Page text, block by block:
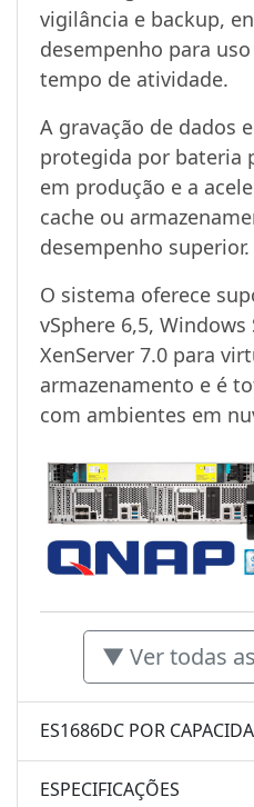
vigilância e backup,
desempenho para
tempo de atividade.
A gravação de dados
protegida por bateria
em produção e a
cache ou
desempenho superior.
O sistema oferece
vSphere 6,5, Windows
XenServer 7.0 para
armazenamento e é
com ambientes em
▼ Ver todas
ES1686DC POR
ESPECIFICAÇÕES